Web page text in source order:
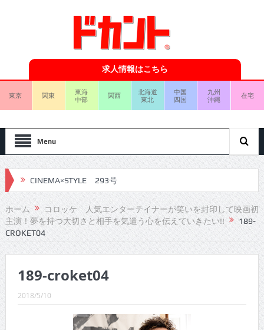
求人情報はこちら
東京 関東
東海
中部
関西
北海道
東北
中国
四国
九州
沖縄
在宅
Menu
CINEMA×STYLE 293号
CINEMA×STYLE 292号
CINEMA×STYLE 291号
CINEMA×STYLE 290号
CINEMA×STYLE 289号
CINEMA×STYLE 288号
CINEMA×STYLE 287号
ホーム
コロッケ 人気エンターテイナーが笑いを封印して映画初
主演！夢を持つ大切さと相手を気遣う心を伝えていきたい!!
189-
CROKET04
189-croket04
2018/5/10